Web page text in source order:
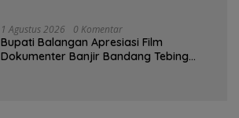
1 Agustus 2026 0 Komentar
Bupati Balangan Apresiasi Film
Dokumenter Banjir Bandang Tebing